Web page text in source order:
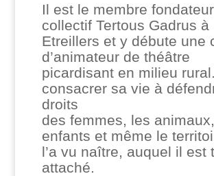
Il est le membre
collectif Tertous Gadrus à
Etreillers et y débute une
d’animateur de théâtre
picardisant en milieu
consacrer sa vie à
droits
des femmes, les
enfants et même le
l’a vu naître, auquel il est
attaché.